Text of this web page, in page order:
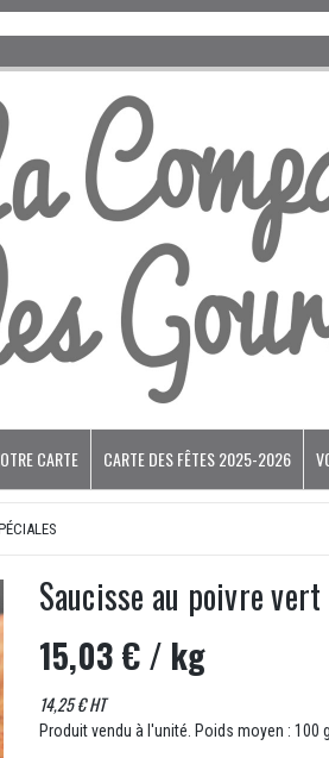
CARTE CARTE DES FÊTES 2025-2026
Saucisse au poivre vert
15,03 €/ kg
14,25 € HT
Produit vendu à l'unité. Poids moyen : 100 g